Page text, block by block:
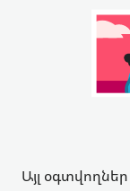
Այլ